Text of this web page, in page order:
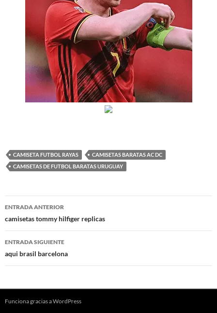
CAMISETA FUTBOL RAYAS
CAMISETAS BARATAS AC DC
CAMISETAS DE FUTBOL BARATAS URUGUAY
Navegación
de
entradas
ENTRADA ANTERIOR
camisetas tommy hilfiger replicas
ENTRADA SIGUIENTE
aqui brasil barcelona
Funciona gracias a WordPress